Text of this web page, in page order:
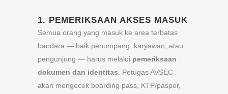
1. PEMERIKSAAN AKSES MASUK
Semua orang yang masuk ke area terbatas
bandara — baik penumpang, karyawan, atau
pengunjung — harus melalui pemeriksaan
dokumen dan identitas. Petugas AVSEC
akan mengecek boarding pass, KTP/paspor,